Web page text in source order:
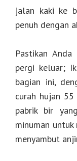
jalan kaki ke
penuh dengan
Pastikan
pergi keluar;
bagian ini,
curah hujan
pabrik bir
minuman untuk
menyambut